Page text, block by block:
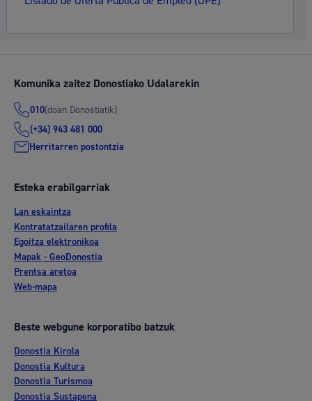
Komunika zaitez Donostiako Udalarekin
010(doan Donostiatik)
(+34) 943 481 000
Herritarren postontzia
Esteka erabilgarriak
Lan eskaintza
Kontratatzailaren profila
Egoitza elektronikoa
Mapak - GeoDonostia
Prentsa aretoa
Web-mapa
Beste webgune korporatibo batzuk
Donostia Kirola
Donostia Kultura
Donostia Turismoa
Donostia Sustapena